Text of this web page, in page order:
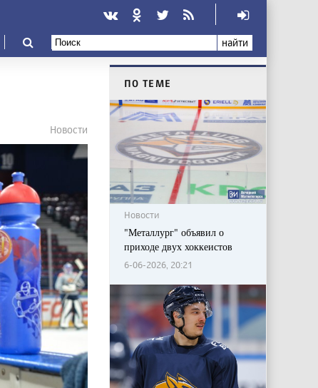
найти
Новости
ПО ТЕМЕ
Новости
"Металлург" объявил о
приходе двух хоккеистов
6-06-2026, 20:21